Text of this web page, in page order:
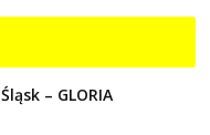
– GLORIA